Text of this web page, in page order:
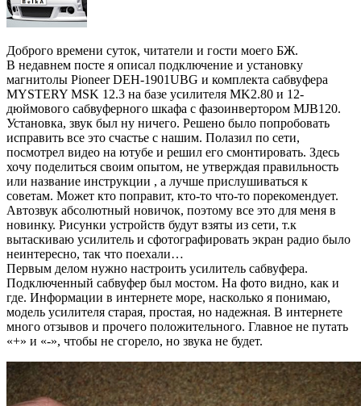
Доброго времени суток, читатели и гости моего БЖ.
В недавнем посте я описал подключение и установку
магнитолы Pioneer DEH-1901UBG и комплекта сабвуфера
MYSTERY MSK 12.3 на базе усилителя MK2.80 и 12-
дюймового сабвуферного шкафа с фазоинвертором MJB120.
Установка, звук был ну ничего. Решено было попробовать
исправить все это счастье с нашим. Полазил по сети,
посмотрел видео на ютубе и решил его смонтировать. Здесь
хочу поделиться своим опытом, не утверждая правильность
или название инструкции , а лучше прислушиваться к
советам. Может кто поправит, кто-то что-то порекомендует.
Автозвук абсолютный новичок, поэтому все это для меня в
новинку. Рисунки устройств будут взяты из сети, т.к
вытаскиваю усилитель и сфотографировать экран радио было
неинтересно, так что поехали…
Первым делом нужно настроить усилитель сабвуфера.
Подключенный сабвуфер был мостом. На фото видно, как и
где. Информации в интернете море, насколько я понимаю,
модель усилителя старая, простая, но надежная. В интернете
много отзывов и прочего положительного. Главное не путать
«+» и «-», чтобы не сгорело, но звука не будет.